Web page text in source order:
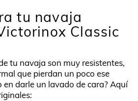
tu navaja
Classic
tu navaja son muy resistentes,
que pierdan un poco ese
en darle un lavado de cara? Aquí